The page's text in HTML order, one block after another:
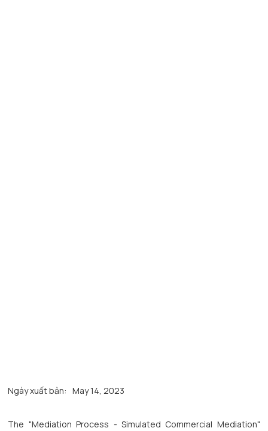
Ngày xuất bản: May 14, 2023
The "Mediation Process - Simulated Commercial Mediation"